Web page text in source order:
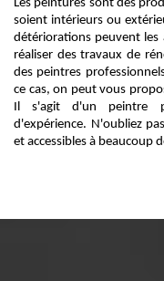
Les peintures sont des
soient intérieurs ou
détériorations peuvent
réaliser des travaux de
des peintres
ce cas, on peut vous
Il s'agit d'un peintre
d'expérience. N'oubliez
et accessibles à beaucoup